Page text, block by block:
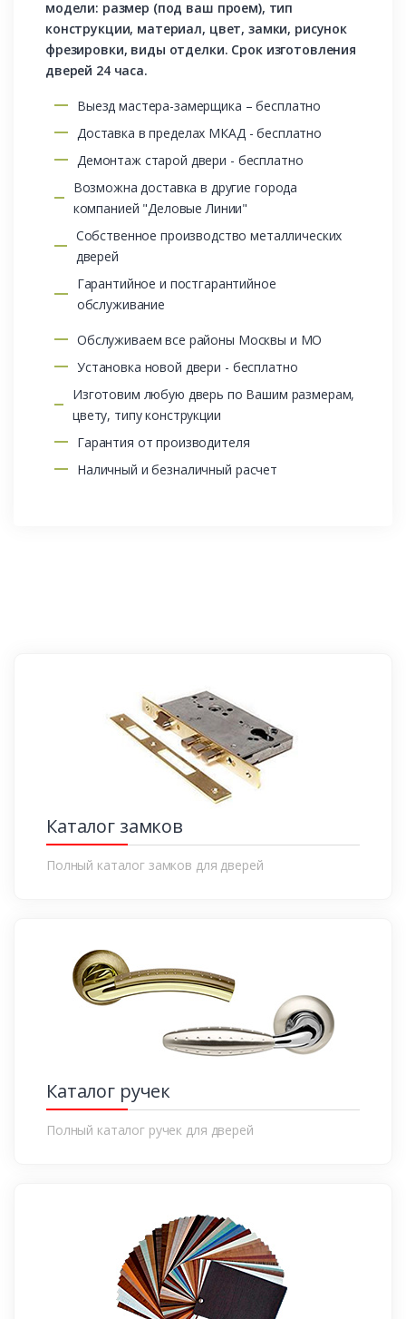
модели: размер (под ваш проем), тип
конструкции, материал, цвет, замки, рисунок
фрезировки, виды отделки. Срок изготовления
дверей 24 часа.
Выезд мастера-замерщика – бесплатно
Доставка в пределах МКАД - бесплатно
Демонтаж старой двери - бесплатно
Возможна доставка в другие города
компанией "Деловые Линии"
Собственное производство металлических
дверей
Гарантийное и постгарантийное
обслуживание
Обслуживаем все районы Москвы и МО
Установка новой двери - бесплатно
Изготовим любую дверь по Вашим размерам,
цвету, типу конструкции
Гарантия от производителя
Наличный и безналичный расчет
Каталог замков
Полный каталог замков для дверей
Каталог ручек
Полный каталог ручек для дверей